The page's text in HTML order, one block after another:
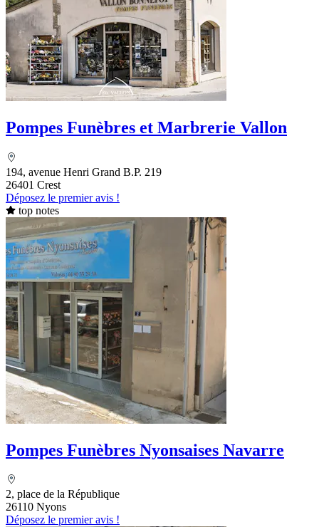
Pompes Funèbres et Marbrerie Vallon
194, avenue Henri Grand B.P. 219
26401 Crest
Déposez le premier avis !
top notes
Pompes Funèbres Nyonsaises Navarre
2, place de la République
26110 Nyons
Déposez le premier avis !